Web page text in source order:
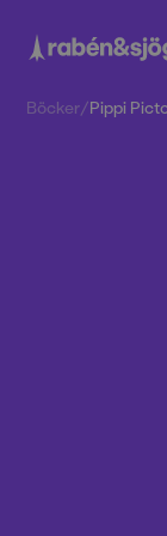
Böcker/Pippi